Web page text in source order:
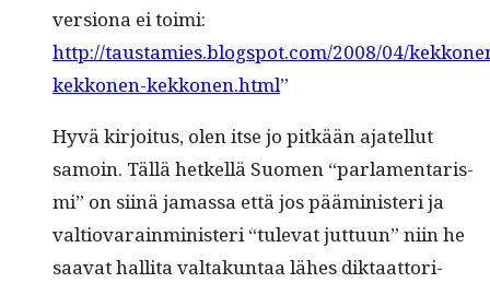
ver­siona ei toi­mi:
http://taustamies.blogspot.com/2008/04/
kekkonen-kekkonen.html”
Hyvä kir­joi­tus, olen itse jo pitkään ajatel­lut
samoin. Täl­lä het­kel­lä Suomen “par­la­men­taris­
mi” on siinä jamas­sa että jos päämin­is­teri ja
val­tio­varain­min­is­teri “tule­vat jut­tuun” niin he
saa­vat hal­li­ta val­takun­taa läh­es dik­taat­tori­